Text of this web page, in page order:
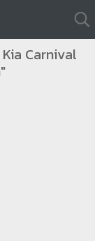
Carnival